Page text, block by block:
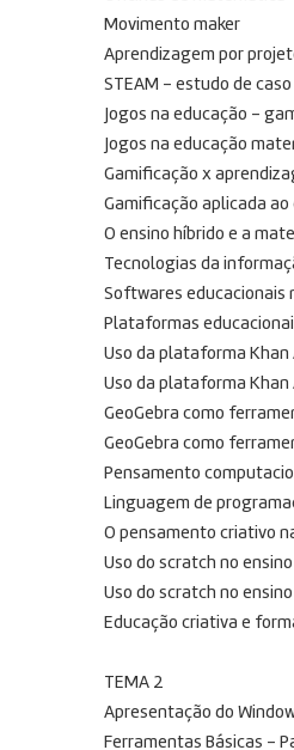
Movimento maker
Aprendizagem por
STEAM – estudo de caso
Jogos na educação –
Jogos na educação
Gamificação x
Gamificação aplicada
O ensino híbrido e a
Tecnologias da
Softwares educacionais
Plataformas
Uso da plataforma Khan
Uso da plataforma Khan
GeoGebra como
GeoGebra como
Pensamento
Linguagem de
O pensamento criativo
Uso do scratch no
Uso do scratch no
Educação criativa e
TEMA 2
Apresentação do
Ferramentas Básicas –